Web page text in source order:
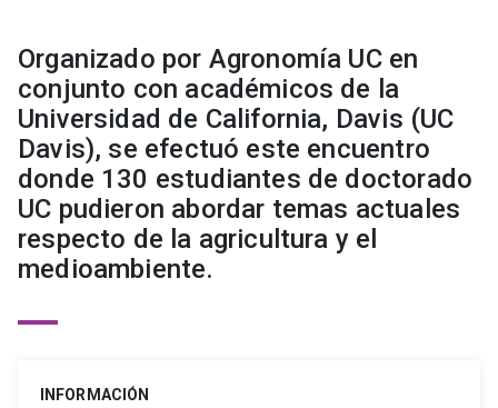
Organizado por Agronomía UC en
conjunto con académicos de la
Universidad de California, Davis (UC
Davis), se efectuó este encuentro
donde 130 estudiantes de doctorado
UC pudieron abordar temas actuales
respecto de la agricultura y el
medioambiente.
INFORMACIÓN